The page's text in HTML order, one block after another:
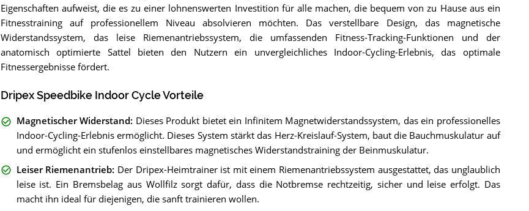
Eigenschaften aufweist, die es zu einer lohnenswerten Investition für alle machen, die bequem von zu Hause aus ein
Fitnesstraining auf professionellem Niveau absolvieren möchten. Das verstellbare Design, das magnetische
Widerstandssystem, das leise Riemenantriebssystem, die umfassenden Fitness-Tracking-Funktionen und der
anatomisch optimierte Sattel bieten den Nutzern ein unvergleichliches Indoor-Cycling-Erlebnis, das optimale
Fitnessergebnisse fördert.
Dripex Speedbike Indoor Cycle Vorteile
Magnetischer Widerstand: Dieses Produkt bietet ein Infinitem Magnetwiderstandssystem, das ein professionelles
Indoor-Cycling-Erlebnis ermöglicht. Dieses System stärkt das Herz-Kreislauf-System, baut die Bauchmuskulatur auf
und ermöglicht ein stufenlos einstellbares magnetisches Widerstandstraining der Beinmuskulatur.
Leiser Riemenantrieb: Der Dripex-Heimtrainer ist mit einem Riemenantriebssystem ausgestattet, das unglaublich
leise ist. Ein Bremsbelag aus Wollfilz sorgt dafür, dass die Notbremse rechtzeitig, sicher und leise erfolgt. Das
macht ihn ideal für diejenigen, die sanft trainieren wollen.